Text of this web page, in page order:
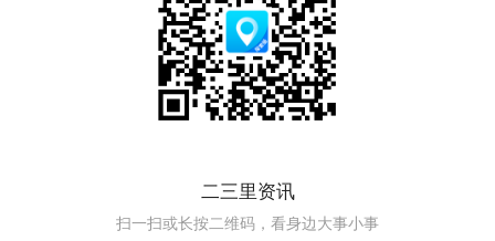
二三里资讯
扫一扫或长按二维码，看身边大事小事